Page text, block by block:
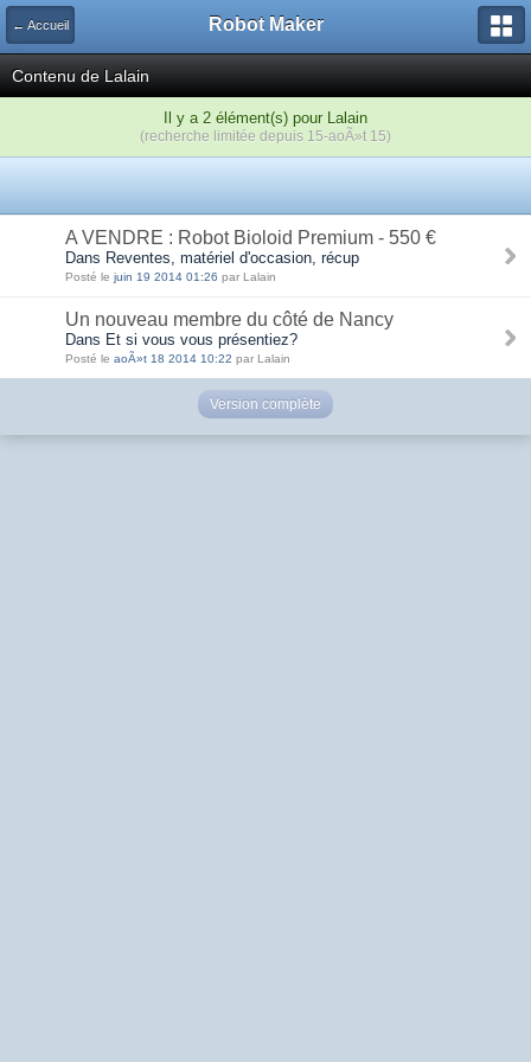
← Accueil Robot Maker
Contenu de Lalain
Il y a 2 élément(s) pour Lalain
(recherche limitée depuis 15-aoÃ»t 15)
A VENDRE : Robot Bioloid Premium - 550 €
Dans Reventes, matériel d'occasion, récup
Posté le juin 19 2014 01:26 par Lalain
Un nouveau membre du côté de Nancy
Dans Et si vous vous présentiez?
Posté le aoÃ»t 18 2014 10:22 par Lalain
Version complète